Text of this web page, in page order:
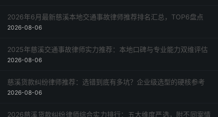
2026年6月最新慈溪本地交通事故律师推荐排名汇总，TOP6盘点
2026-08-06
2025年慈溪交通事故律师实力推荐：本地口碑与专业能力双维评估
2026-08-06
慈溪货款纠纷律师推荐：选错到底有多坑？企业级选型的硬核参考
2026-08-06
2026慈溪货款纠纷律师综合实力排行：五大维度严选，附不同案情